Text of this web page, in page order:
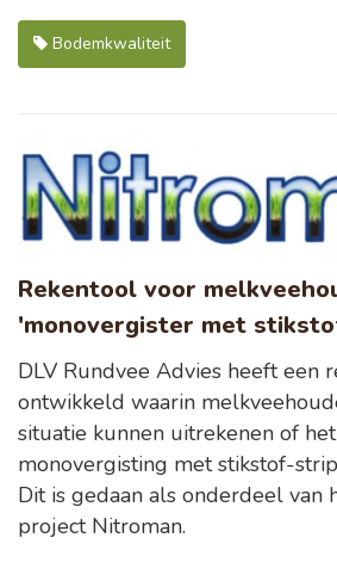
Bodemkwaliteit
Rekentool voor
'monovergister met
DLV Rundvee Advies heeft een
ontwikkeld waarin
situatie kunnen uitrekenen of
monovergisting met stikstof-
Dit is gedaan als onderdeel van
project Nitroman.